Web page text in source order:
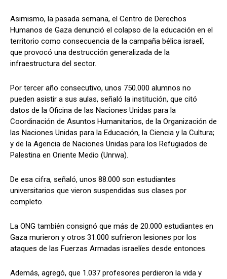
Asimismo, la pasada semana, el Centro de Derechos
Humanos de Gaza denunció el colapso de la educación en el
territorio como consecuencia de la campaña bélica israelí,
que provocó una destrucción generalizada de la
infraestructura del sector.
Por tercer año consecutivo, unos 750.000 alumnos no
pueden asistir a sus aulas, señaló la institución, que citó
datos de la Oficina de las Naciones Unidas para la
Coordinación de Asuntos Humanitarios, de la Organización de
las Naciones Unidas para la Educación, la Ciencia y la Cultura;
y de la Agencia de Naciones Unidas para los Refugiados de
Palestina en Oriente Medio (Unrwa).
De esa cifra, señaló, unos 88.000 son estudiantes
universitarios que vieron suspendidas sus clases por
completo.
La ONG también consignó que más de 20.000 estudiantes en
Gaza murieron y otros 31.000 sufrieron lesiones por los
ataques de las Fuerzas Armadas israelíes desde entonces.
Además, agregó, que 1.037 profesores perdieron la vida y